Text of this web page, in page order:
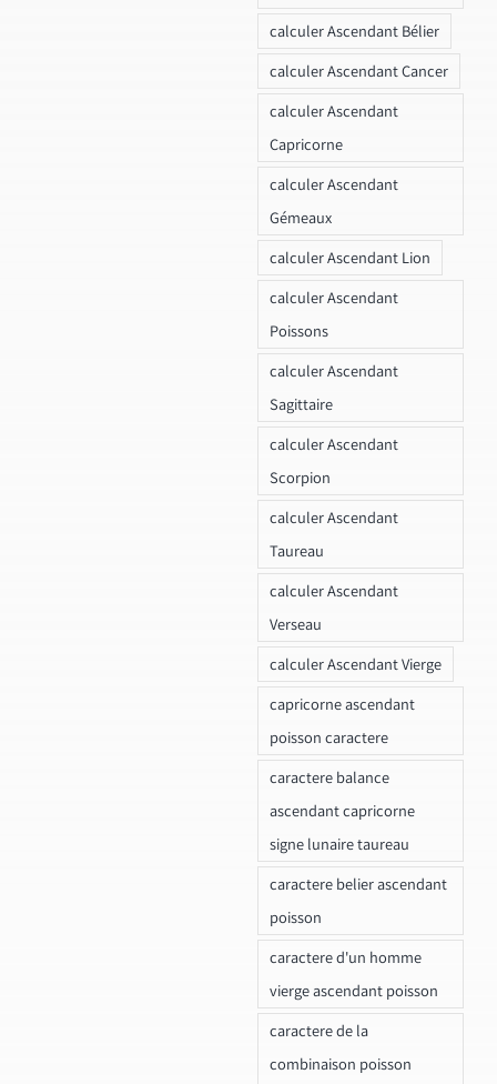
calculer Ascendant Bélier
calculer Ascendant Cancer
calculer Ascendant
Capricorne
calculer Ascendant
Gémeaux
calculer Ascendant Lion
calculer Ascendant
Poissons
calculer Ascendant
Sagittaire
calculer Ascendant
Scorpion
calculer Ascendant
Taureau
calculer Ascendant
Verseau
calculer Ascendant Vierge
capricorne ascendant
poisson caractere
caractere balance
ascendant capricorne
signe lunaire taureau
caractere belier ascendant
poisson
caractere d'un homme
vierge ascendant poisson
caractere de la
combinaison poisson